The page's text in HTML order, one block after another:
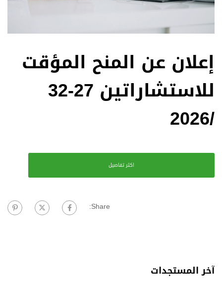
إعلان عن المنح المؤقت
للاستشاراتين 27-32
/2026
اكثر تفاصيل
Share:
آخر المستجدات